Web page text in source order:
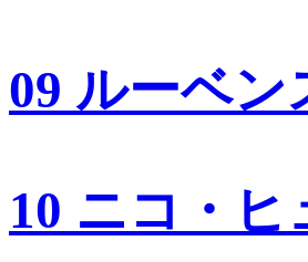
09 ルーベ
10 ニコ・